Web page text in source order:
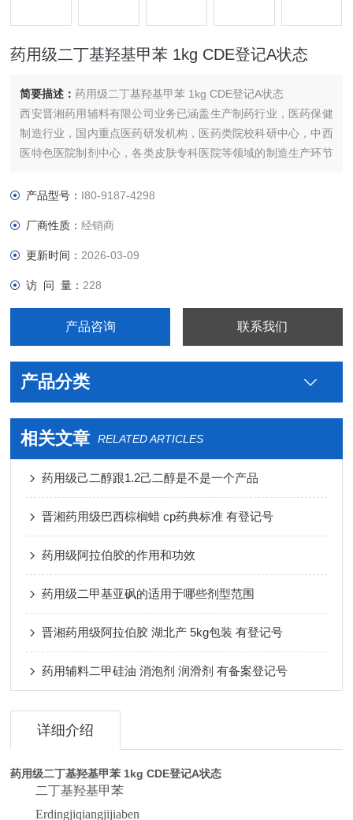
药用级二丁基羟基甲苯 1kg CDE登记A状态
简要描述：药用级二丁基羟基甲苯 1kg CDE登记A状态
西安晋湘药用辅料有限公司业务已涵盖生产制药行业，医药保健
制造行业，国内重点医药研发机构，医药类院校科研中心，中西
医特色医院制剂中心，各类皮肤专科医院等领域的制造生产环节
工，农业等领域客户提供更多优质的货源。热忱欢迎全国各领域
产品型号： I80-9187-4298
厂商性质：经销商
更新时间： 2026-03-09
访 问 量： 228
产品咨询 联系我们
产品分类
相关文章 RELATED ARTICLES
药用级己二醇跟1.2己二醇是不是一个产品
晋湘药用级巴西棕榈蜡 cp药典标准 有登记号
药用级阿拉伯胶的作用和功效
药用级二甲基亚砜的适用于哪些剂型范围
晋湘药用级阿拉伯胶 湖北产 5kg包装 有登记号
药用辅料二甲硅油 消泡剂 润滑剂 有备案登记号
详细介绍
药用级二丁基羟基甲苯 1kg CDE登记A状态
二丁基羟基甲苯
Erdingjiqiangjijiaben